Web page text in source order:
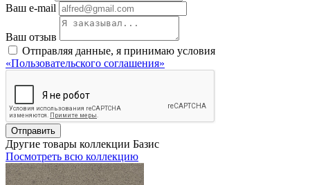
Ваш e-mail
Ваш отзыв
Отправляя данные, я принимаю условия
«Пользовательского соглашения»
Отправить
Другие товары коллекции Базис
Посмотреть всю коллекцию